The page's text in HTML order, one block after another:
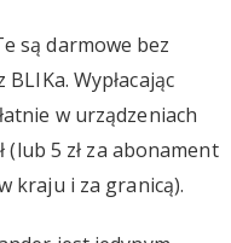
są darmowe bez
Wypłacając
w urządzeniach
(lub 5 zł za abonament
kraju i za granicą).